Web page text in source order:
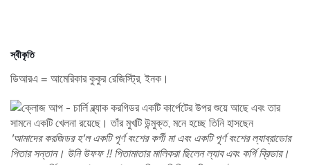
স্বীকৃতি
ডিআরএ = আমেরিকার কুকুর রেজিস্ট্রি, ইনক।
'আমাদের করজিডর হ'ল একটি পূর্ণ বংশের কর্গী মা এবং একটি পূর্ণ বংশের ল্যাব্রাডোর
পিতার সন্তান। উনি উফফ !! পিতামাতার মালিকরা ছিলেন ল্যাব এবং কর্গি ব্রিডার।